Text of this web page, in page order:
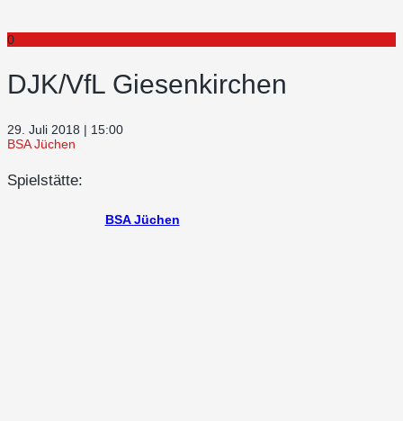
0
DJK/VfL Giesenkirchen
29. Juli 2018 | 15:00
BSA Jüchen
Spielstätte:
BSA Jüchen